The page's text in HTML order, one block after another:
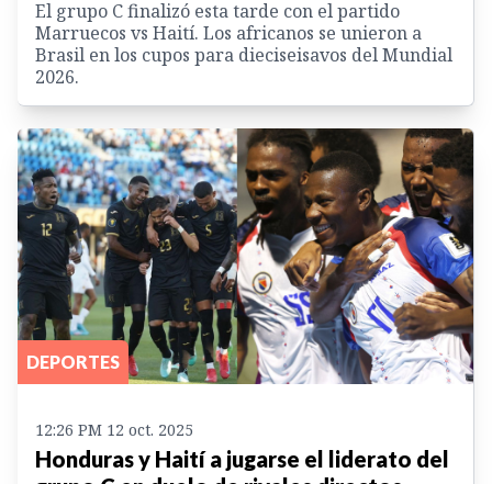
El grupo C finalizó esta tarde con el partido
Marruecos vs Haití. Los africanos se unieron a
Brasil en los cupos para dieciseisavos del Mundial
2026.
DEPORTES
12:26 PM 12 oct. 2025
Honduras y Haití a jugarse el liderato del